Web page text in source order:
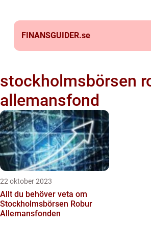
FINANSGUIDER.se
stockholmsbörsen
allemansfond
22 oktober 2023
Allt du behöver veta om
Stockholmsbörsen Robur
Allemansfonden